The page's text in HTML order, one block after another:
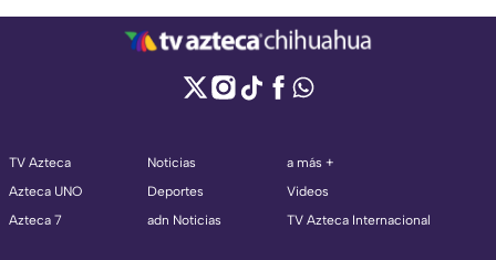
TV Azteca
Azteca UNO
Azteca 7
Noticias
Deportes
adn Noticias
a más +
Videos
TV Azteca Internacional